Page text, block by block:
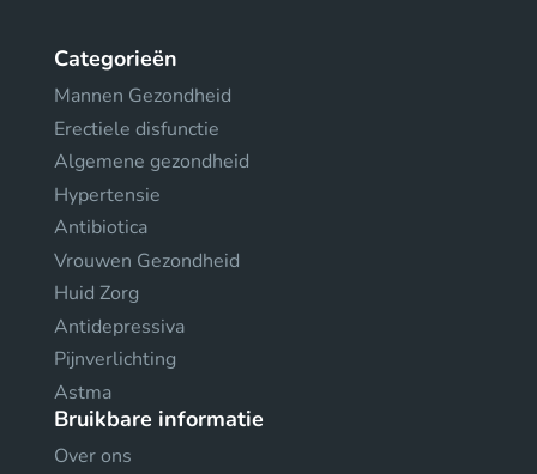
Categorieën
Mannen Gezondheid
Erectiele disfunctie
Algemene gezondheid
Hypertensie
Antibiotica
Vrouwen Gezondheid
Huid Zorg
Antidepressiva
Pijnverlichting
Astma
Bruikbare informatie
Over ons